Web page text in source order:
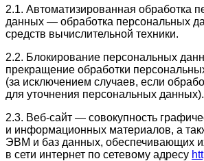
2.1. Автоматизированная обработка
данных — обработка персональных
средств вычислительной техники.
2.2. Блокирование персональных
прекращение обработки
(за исключением случаев, если
для уточнения персональных данных).
2.3. Веб-сайт — совокупность
и информационных материалов, а
ЭВМ и баз данных, обеспечивающих
в сети интернет по сетевому адресу